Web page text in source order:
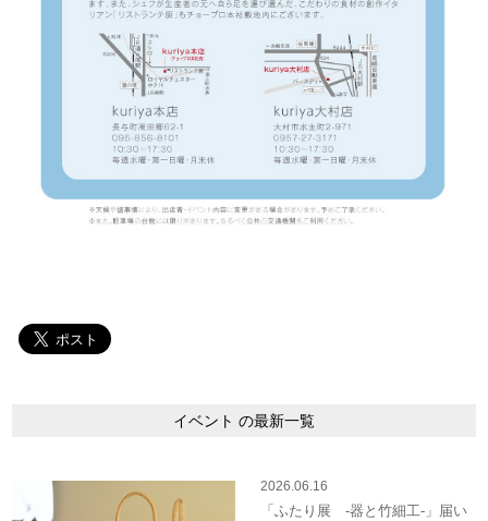
イベント の最新一覧
2026.06.16
「ふたり展 -器と竹細工-」届い